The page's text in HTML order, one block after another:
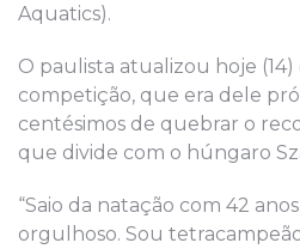
Aquatics).
O paulista atualizou hoje
competição, que era dele
centésimos de quebrar o
que divide com o húngaro
“Saio da natação com 42
orgulhoso. Sou